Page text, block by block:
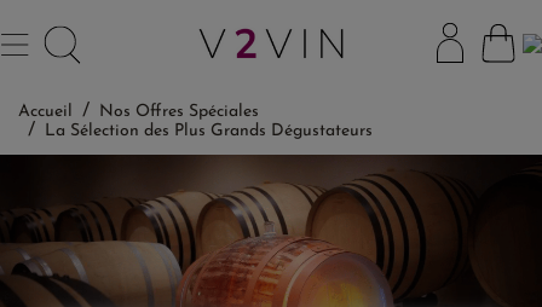
Accueil
Nos Offres Spéciales
La Sélection des Plus Grands Dégustateurs